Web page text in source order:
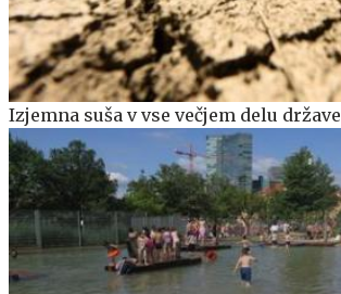
Izjemna suša v vse večjem delu države